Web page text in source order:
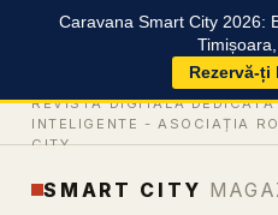
Caravana Smart City 2026:
Rezervă-ți
REVISTĂ DIGITALĂ
INTELIGENTE - ASOCIAȚIA
CITY
SMART CITY